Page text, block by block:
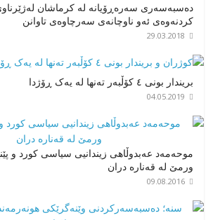
دەسبەسەری سەرەڕۆیانە لە کرماشان
کردنەوەی ئەو ناوچانەی سەرچاوەی تاوانن
29.03.2018
بریندار بونی ٤ کۆڵبەر تەنها لە یەک ڕۆژدا
04.05.2019
موحەمەد عەبدوڵاهی زیندانیی سیاسی کورد و
ورمێ لە قەنارە دران
09.08.2016